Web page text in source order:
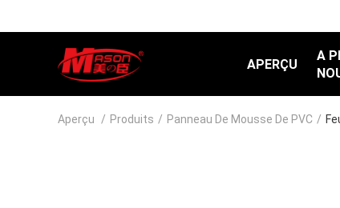
APERÇU
A
Aperçu / Produits / Panneau De Mousse De PVC /